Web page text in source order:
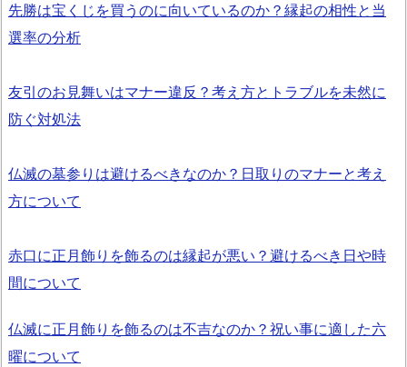
先勝は宝くじを買うのに向いているのか？縁起の相性と当
選率の分析
友引のお見舞いはマナー違反？考え方とトラブルを未然に
防ぐ対処法
仏滅の墓参りは避けるべきなのか？日取りのマナーと考え
方について
赤口に正月飾りを飾るのは縁起が悪い？避けるべき日や時
間について
仏滅に正月飾りを飾るのは不吉なのか？祝い事に適した六
曜について